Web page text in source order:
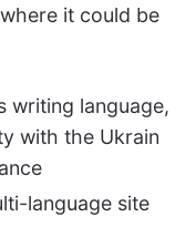
it could be
writing language,
with the Ukrain
language site